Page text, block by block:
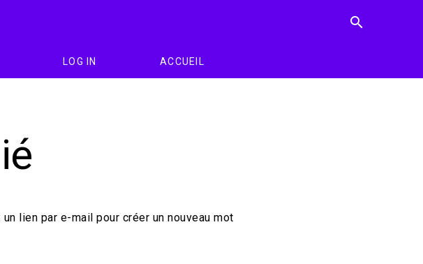
search
LOG IN ACCUEIL
lien par e-mail pour créer un nouveau mot